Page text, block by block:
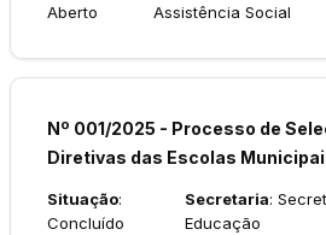
Aberto
Assistência Social
Nº 001/2025 - Processo de
Diretivas das Escolas
Situação:
Concluído
Secretaria:
Educação